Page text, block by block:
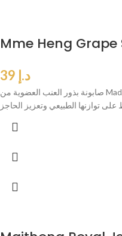
Mme Heng Grape
د.إ
صابونة بذور العنب العضوية من Madame Heng Grape Soap تمنح بشرتك
على توازنها الطبيعي وتعزيز الحاجز